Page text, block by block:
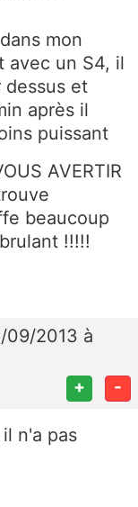
mon
avec un S4, il
et
après il
puissant
AVERTIR
beaucoup
!!!!!
09/2013 à
+ -
n'a pas